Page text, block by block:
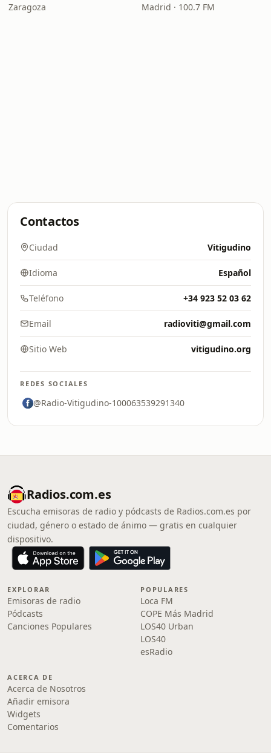
Zaragoza Madrid · 100.7 FM
Contactos
Ciudad Vitigudino
Idioma Español
Teléfono +34 923 52 03 62
Email radioviti@gmail.com
Sitio Web vitigudino.org
REDES SOCIALES
@Radio-Vitigudino-100063539291340
Radios.com.es
Escucha emisoras de radio y pódcasts de Radios.com.es por
ciudad, género o estado de ánimo — gratis en cualquier
dispositivo.
EXPLORAR
Emisoras de radio
Pódcasts
Canciones Populares
POPULARES
Loca FM
COPE Más Madrid
LOS40 Urban
LOS40
esRadio
ACERCA DE
Acerca de Nosotros
Añadir emisora
Widgets
Comentarios